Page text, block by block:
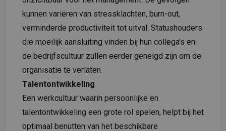
kunnen variëren van stressklachten, burn-out,
verminderde productiviteit tot uitval. Statushouders
die moeilijk aansluiting vinden bij hun collega’s en
de bedrijfscultuur zullen eerder geneigd zijn om de
organisatie te verlaten.
Talentontwikkeling
Een werkcultuur waarin persoonlijke en
talentontwikkeling een grote rol spelen, helpt bij het
optimaal benutten van het beschikbare